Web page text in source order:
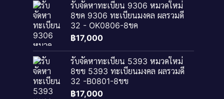
รับจัดหาทะเบียน 9306 หมวดใหม่
8ขค 9306 ทะเบียนมงคล ผลรวมดี
32 - OK0806-8ขค
฿17,000
รับจัดหาทะเบียน 5393 หมวดใหม่
8ขข 5393 ทะเบียนมงคล ผลรวมดี
32 -B0801-8ขข
฿17,000